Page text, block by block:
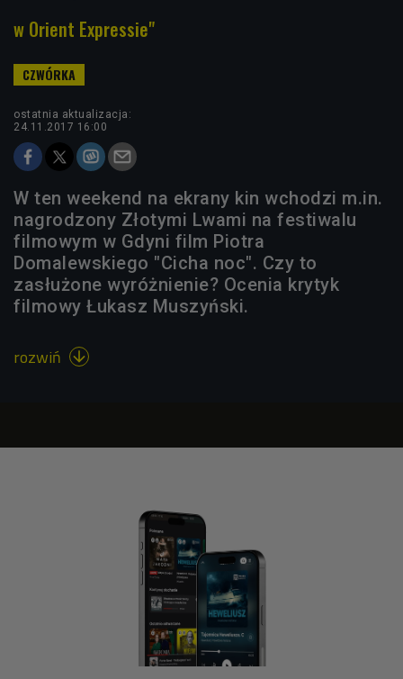
w Orient Expressie"
ostatnia aktualizacja:
24.11.2017 16:00
W ten weekend na ekrany kin wchodzi m.in.
nagrodzony Złotymi Lwami na festiwalu
filmowym w Gdyni film Piotra
Domalewskiego "Cicha noc". Czy to
zasłużone wyróżnienie? Ocenia krytyk
filmowy Łukasz Muszyński.
rozwiń 